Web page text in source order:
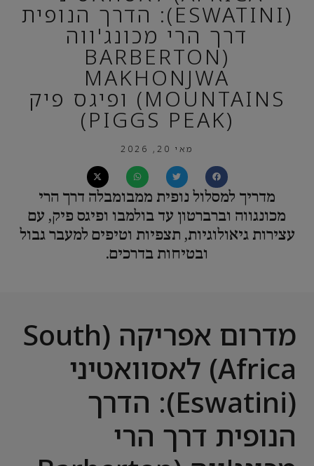
(ESWATINI): הדרך הנופית
דרך הרי מכונג'ווה
(BARBERTON
MAKHONJWA
MOUNTAINS) ופיגס פיק
(PIGGS PEAK)
מאי 20, 2026
מדריך למסלול נופית ממבומבלה דרך הרי
מכונגווה וברברטון עד בולמבו ופיגס פיק, עם
עצירות גיאולוגיות, תצפיות וטיפים למעבר גבול
ובטיחות בדרכים.
מדרום אפריקה (South
Africa) לאסוואטיני
(Eswatini): הדרך
הנופית דרך הרי